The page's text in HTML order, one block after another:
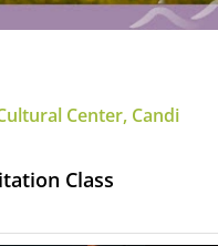
Center, Candi
Class